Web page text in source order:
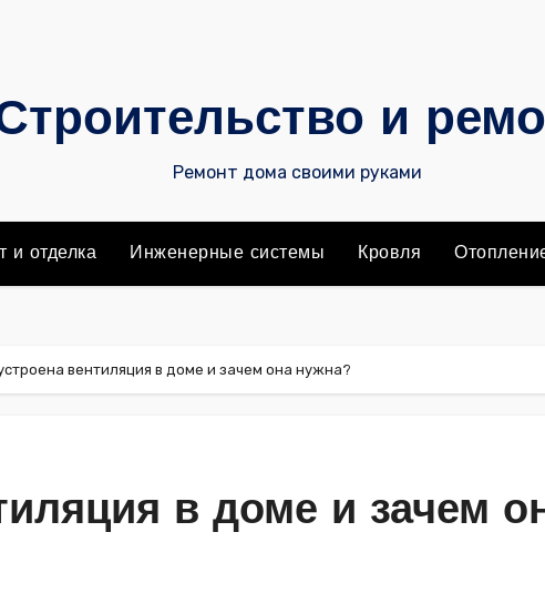
и
Ремонт дома своими руками
и отделка Инженерные системы Кровля
вентиляция в доме и зачем она нужна?
в доме и зачем